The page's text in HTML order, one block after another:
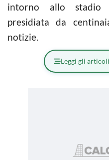
intorno allo stadio
presidiata da
notizie.
Leggi gli